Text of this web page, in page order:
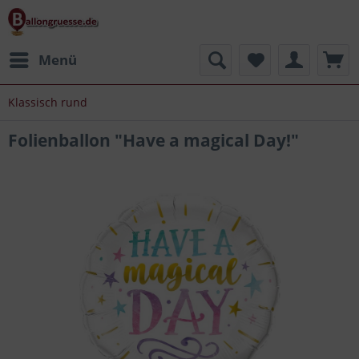
Menü
Klassisch rund
Folienballon "Have a magical Day!"